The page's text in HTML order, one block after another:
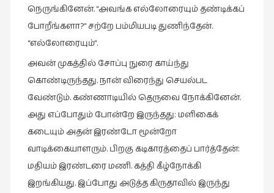
நெருங்கினேன். “அவங்க எல்லோரையும் தண்டிக்கப்
போறீங்களா?” சற்றே பம்மியபடி துணிந்தேன்.
“எல்லோரையும்”.
அவன் முகத்தில் சோப்பு நுரை காய்ந்து
கொண்டிருந்தது. நான் விரைந்து செயல்பட
வேண்டும். கண்ணாடியில் தெருவை நோக்கினேன்.
அது எப்போதும் போன்றே இருந்தது: மளிகைக்
கடையும் அதன் இரண்டோ மூன்றோ
வாடிக்கையாளரும். பிறகு கடிகாரத்தைப் பார்த்தேன்:
மதியம் இரண்டரை மணி. கத்தி கீழ்நோக்கி
இறங்கியது. இப்போது அடுத்த கிருதாவில் இருந்து